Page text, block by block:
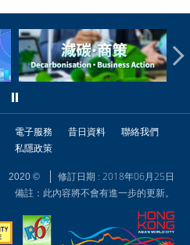
電子服務 昔日資料
聯絡我們
私隱政策
2020 ©
修訂日期 : 2018年06月25日
備註：此內容將不會有進一步的更新。